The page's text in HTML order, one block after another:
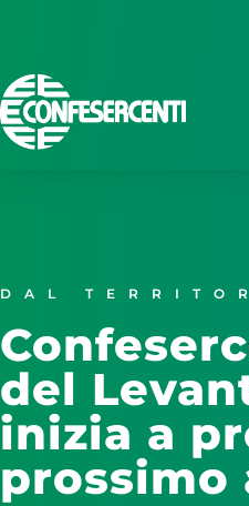
DAL
del
inizia a
prossimo